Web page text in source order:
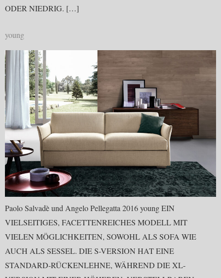
ODER NIEDRIG. […]
young
Paolo Salvadè und Angelo Pellegatta 2016 young EIN
VIELSEITIGES, FACETTENREICHES MODELL MIT
VIELEN MÖGLICHKEITEN, SOWOHL ALS SOFA WIE
AUCH ALS SESSEL. DIE S-VERSION HAT EINE
STANDARD-RÜCKENLEHNE, WÄHREND DIE XL-